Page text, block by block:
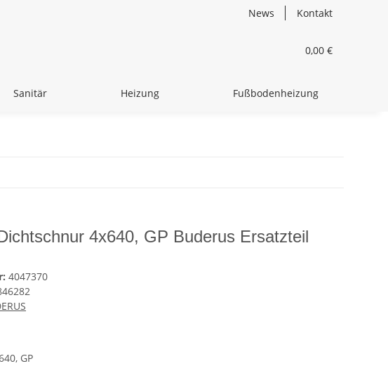
News Kontakt
0,00 €
Sanitär Heizung Fußbodenheizung
4x640, GP Buderus Ersatzteil
4047370
GP